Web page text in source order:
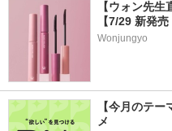
【ウォン先
【7/29 新発売
Wonjungyo
【今月のテ
メ